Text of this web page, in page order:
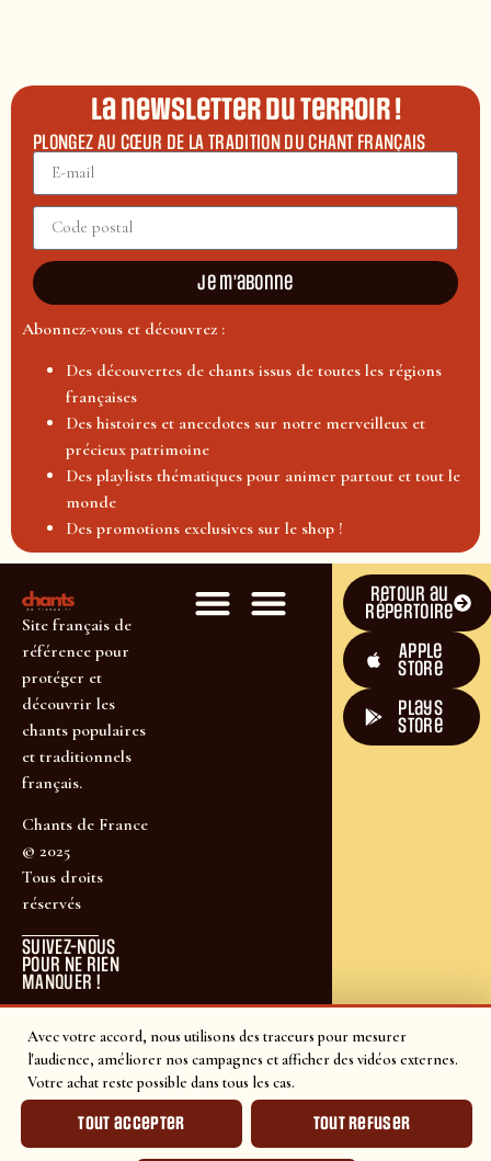
Avec votre accord, nous utilisons des traceurs pour mesurer
l'audience, améliorer nos campagnes et afficher des vidéos externes.
Votre achat reste possible dans tous les cas.
Tout accepter Tout refuser
La newsletter du terroir !
PLONGEZ AU CŒUR DE LA TRADITION DU CHANT FRANÇAIS
Je m'abonne
Abonnez-vous et découvrez :
Des découvertes de chants issus de toutes les régions
françaises
Des histoires et anecdotes sur notre merveilleux et
précieux patrimoine
Des playlists thématiques pour animer partout et tout le
monde
Des promotions exclusives sur le shop !
Site français de
référence pour
protéger et
découvrir les
chants populaires
et traditionnels
français.
Chants de France
© 2025
Tous droits
réservés
SUIVEZ-NOUS
POUR NE RIEN
MANQUER !
Retour au
répertoire
Apple
Store
plays
store